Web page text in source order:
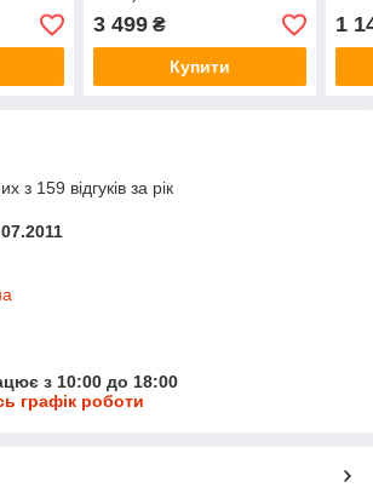
3 499₴
Купити
1
з 159 відгуків за рік
з 10:00 до 18:00
графік роботи